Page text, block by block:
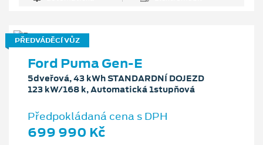
PŘEDVÁDĚCÍ VŮZ
Ford Puma Gen-E
5dveřová, 43 kWh STANDARDNÍ DOJEZD
123 kW/168 k, Automatická 1stupňová
Předpokládaná cena s DPH
699 990 Kč